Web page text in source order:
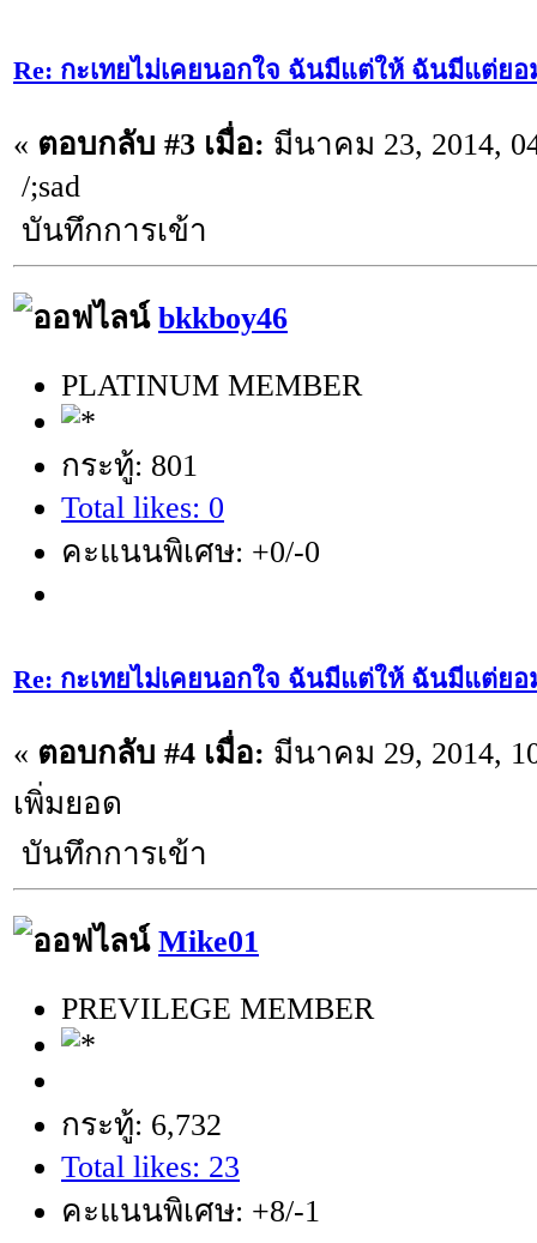
Re: กะเทยไม่เคยนอกใจ ฉันมีแต่ให้ ฉันมีแต่ยอ
« ตอบกลับ #3 เมื่อ: มีนาคม 23, 2014,
/;sad
บันทึกการเข้า
bkkboy46
PLATINUM MEMBER
กระทู้: 801
Total likes: 0
คะแนนพิเศษ: +0/-0
Re: กะเทยไม่เคยนอกใจ ฉันมีแต่ให้ ฉันมีแต่ยอ
« ตอบกลับ #4 เมื่อ: มีนาคม 29, 2014,
เพิ่มยอด
บันทึกการเข้า
Mike01
PREVILEGE MEMBER
กระทู้: 6,732
Total likes: 23
คะแนนพิเศษ: +8/-1